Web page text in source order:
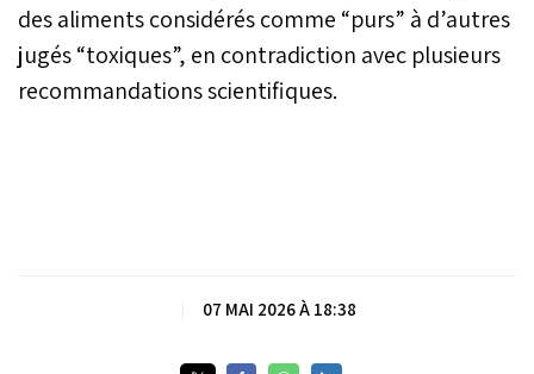
des aliments considérés comme “purs” à d’autres
jugés “toxiques”, en contradiction avec plusieurs
recommandations scientifiques.
07 MAI 2026 À 18:38